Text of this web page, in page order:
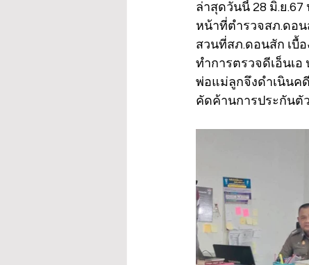
ล่าสุดวันนี้ 28 มิ.ย
หน้าที่ตำรวจสภ.ดอ
สวนที่สภ.ดอนสัก เบื้
ทำการตรวจดีเอ็นเอ
พ่อแม่ลูกจึงดำเนินค
คัดค้านการประกันตัว